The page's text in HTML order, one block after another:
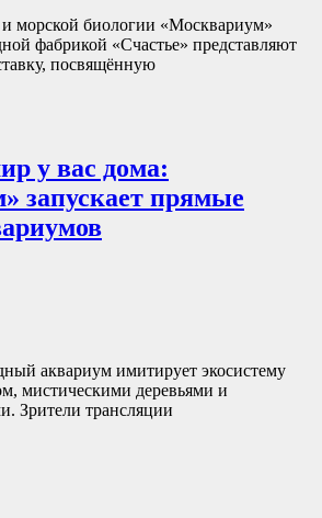
морской биологии «Москвариум»
фабрикой «Счастье» представляют
посвящённую
у вас дома:
запускает прямые
аквариум имитирует экосистему
мистическими деревьями и
Зрители трансляции